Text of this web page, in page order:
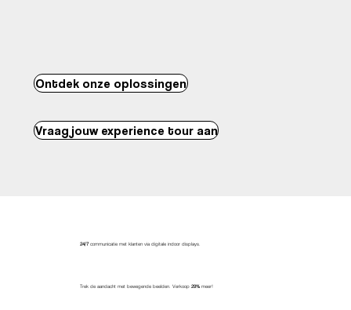
Ontdek onze oplossingen
Vraag jouw experience tour aan
Trek de aandacht met bewegende beelden. Verkoop29% meer!
24/7communicatie met klanten via digitale indoor displays.